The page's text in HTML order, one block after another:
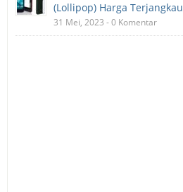
(Lollipop) Harga Terjangkau
31 Mei, 2023 - 0 Komentar